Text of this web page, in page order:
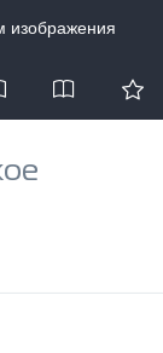
изображения